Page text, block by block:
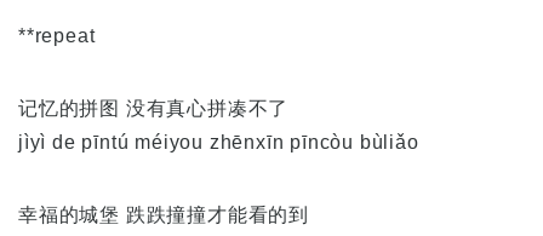
**repeat
记忆的拼图 没有真心拼凑不了
jìyì de pīntú méiyou zhēnxīn pīncòu bùliǎo
幸福的城堡 跌跌撞撞才能看的到